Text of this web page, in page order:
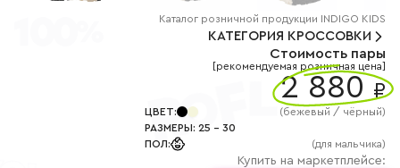
+7
Каталог розничной продукции INDIGO KIDS
КАТЕГОРИЯ КРОССОВКИ
Стоимость пары
[рекомендуемая розничная цена]
2 880 ₽
ЦВЕТ: (бежевый / чёрный)
РАЗМЕРЫ: 25 - 30
ПОЛ: (для мальчика)
Купить на маркетплейсе: